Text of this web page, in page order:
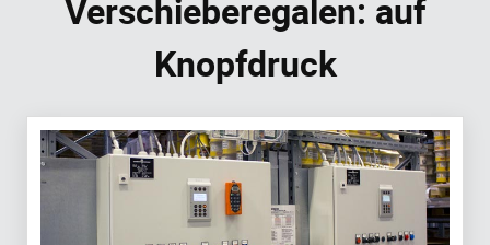
Verschieberegalen: auf
Knopfdruck